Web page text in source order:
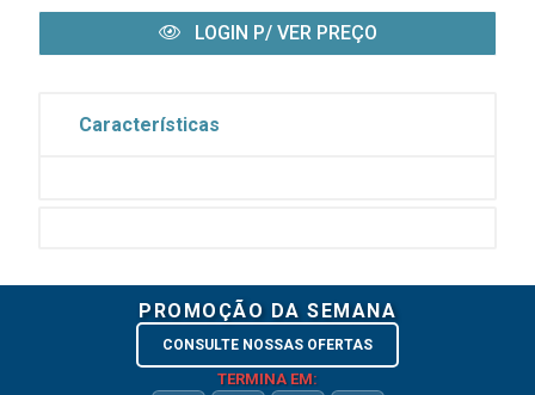
LOGIN P/ VER PREÇO
Características
PROMOÇÃO DA SEMANA
CONSULTE NOSSAS OFERTAS
TERMINA EM: